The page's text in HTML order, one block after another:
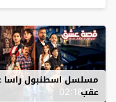
02:18:29
مسلسل اسطنبول راسا
عقب